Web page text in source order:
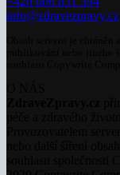
info@zdravezpravy.cz